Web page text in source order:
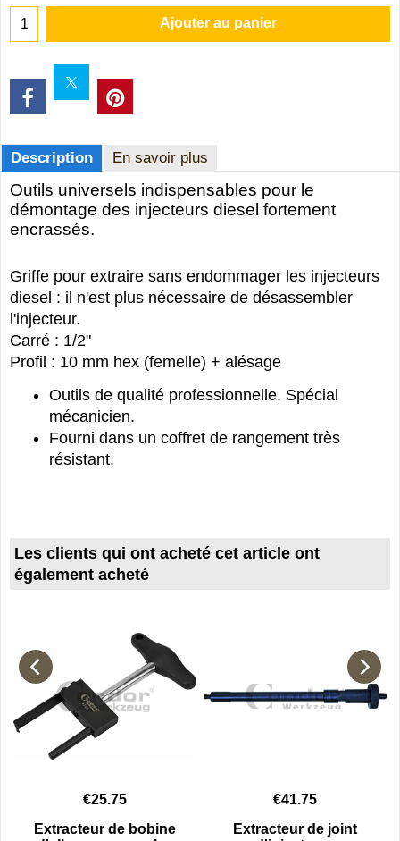
Ajouter au panier
Description En savoir plus
Outils universels indispensables pour le
démontage des injecteurs diesel fortement
encrassés.
Griffe pour extraire sans endommager les injecteurs
diesel : il n'est plus nécessaire de désassembler
l'injecteur.
Carré : 1/2"
Profil : 10 mm hex (femelle) + alésage
Outils de qualité professionnelle. Spécial
mécanicien.
Fourni dans un coffret de rangement très
résistant.
Les clients qui ont acheté cet article ont
également acheté
€25.75
Extracteur de bobine
€41.75
Extracteur de joint